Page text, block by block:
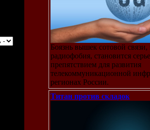
Боязнь вышек сотовой связи,
радиофобия, становится
препятствием для развития
телекоммуникационной
регионах России.
Титан против складок